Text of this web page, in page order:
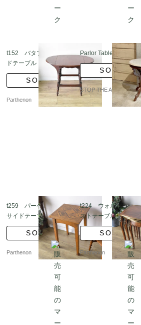
t152 バタフライサイ
ドテーブル
SOLD
Parthenon
Parlor Table/TW02-05
SOLD
STOP THE ALARM
t259 パーケットリー
サイドテーブル
SOLD
Parthenon
t224 ウォルナットネ
ストテーブル
SOLD
Parthenon